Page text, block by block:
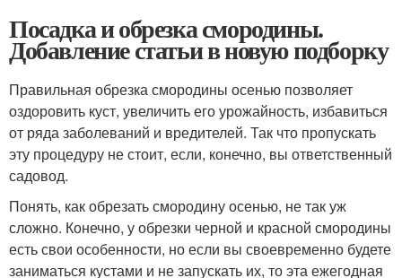
Посадка и обрезка смородины.
Добавление статьи в новую подборку
Правильная обрезка смородины осенью позволяет
оздоровить куст, увеличить его урожайность, избавиться
от ряда заболеваний и вредителей. Так что пропускать
эту процедуру не стоит, если, конечно, вы ответственный
садовод.
Понять, как обрезать смородину осенью, не так уж
сложно. Конечно, у обрезки черной и красной смородины
есть свои особенности, но если вы своевременно будете
заниматься кустами и не запускать их, то эта ежегодная